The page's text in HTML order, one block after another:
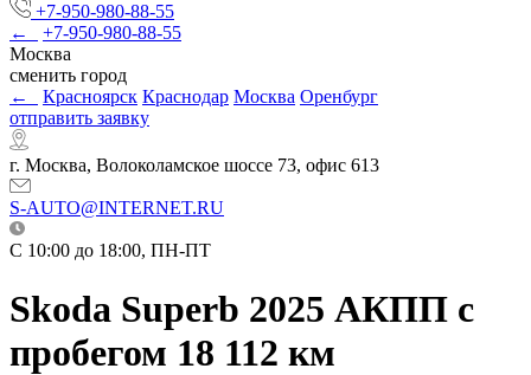
+7-950-980-88-55
←
+7-950-980-88-55
Москва
сменить город
←
Красноярск Краснодар Москва Оренбург
отправить заявку
г. Москва, Волоколамское шоссе 73, офис 613
S-AUTO@INTERNET.RU
C 10:00 до 18:00, ПН-ПТ
Skoda Superb 2025 АКПП с
пробегом 18 112 км